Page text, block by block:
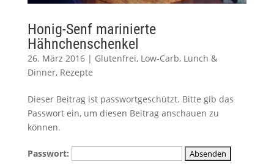
Honig-Senf marinierte
Hähnchenschenkel
26. März 2016| Glutenfrei, Low-Carb, Lunch &
Dinner, Rezepte
Dieser Beitrag ist passwortgeschützt. Bitte gib das
Passwort ein, um diesen Beitrag anschauen zu
können.
Passwort: